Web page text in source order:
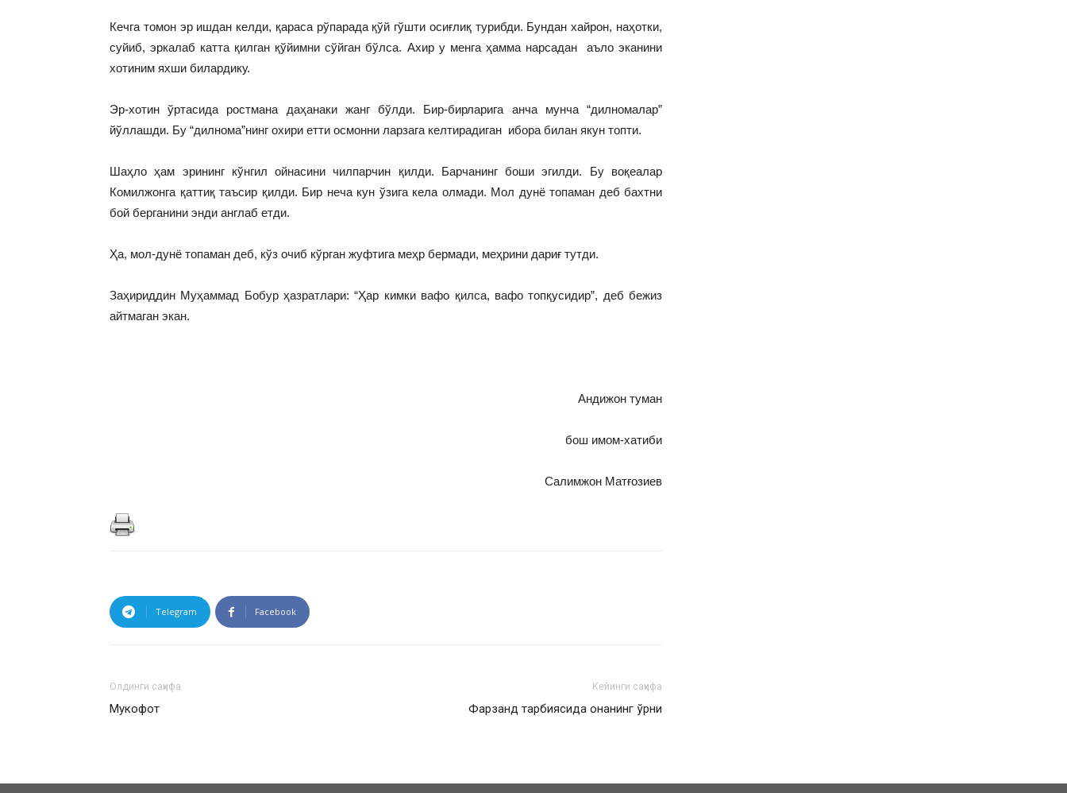
Кечга томон эр ишдан келди, қараса рўпарада қўй гўшти осиғлиқ турибди. Бундан хайрон, наҳотки,
суйиб, эркалаб катта қилган қўйимни сўйган бўлса. Ахир у менга ҳамма нарсадан аъло эканини
хотиним яхши билардику.
Эр-хотин ўртасида ростмана даҳанаки жанг бўлди. Бир-бирларига анча мунча “дилномалар”
йўллашди. Бу “дилнома”нинг охири етти осмонни ларзага келтирадиган ибора билан якун топти.
Шаҳло ҳам эрининг кўнгил ойнасини чилпарчин қилди. Барчанинг боши эгилди. Бу воқеалар
Комилжонга қаттиқ таъсир қилди. Бир неча кун ўзига кела олмади. Мол дунё топаман деб бахтни
бой берганини энди англаб етди.
Ҳа, мол-дунё топаман деб, кўз очиб кўрган жуфтига меҳр бермади, меҳрини дариғ тутди.
Заҳириддин Муҳаммад Бобур ҳазратлари: “Ҳар кимки вафо қилса, вафо топқусидир”, деб бежиз
айтмаган экан.
Андижон туман
бош имом-хатиби
Салимжон Матғозиев
Telegram Facebook
Олдинги саҳифа
Мукофот
Кейинги саҳифа
Фарзанд тарбиясида онанинг ўрни